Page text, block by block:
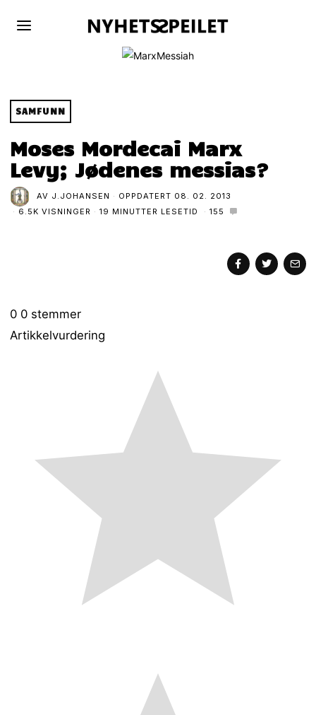
SAMFUNN
Moses Mordecai Marx
Levy; Jødenes messias?
AV J.JOHANSEN OPPDATERT 08. 02. 2013
6.5K VISNINGER
19 MINUTTER LESETID 155
0 0 stemmer
Artikkelvurdering